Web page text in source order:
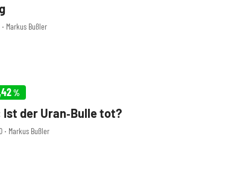
‧ Markus Bußler
%
‧ Markus Bußler
Ist der Uran‑Bulle tot?